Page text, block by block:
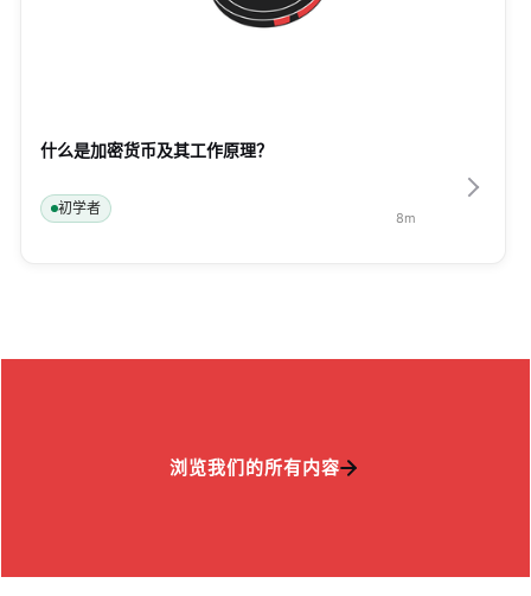
什么是加密货币及其工作原理？
初学者
8m
浏览我们的所有内容